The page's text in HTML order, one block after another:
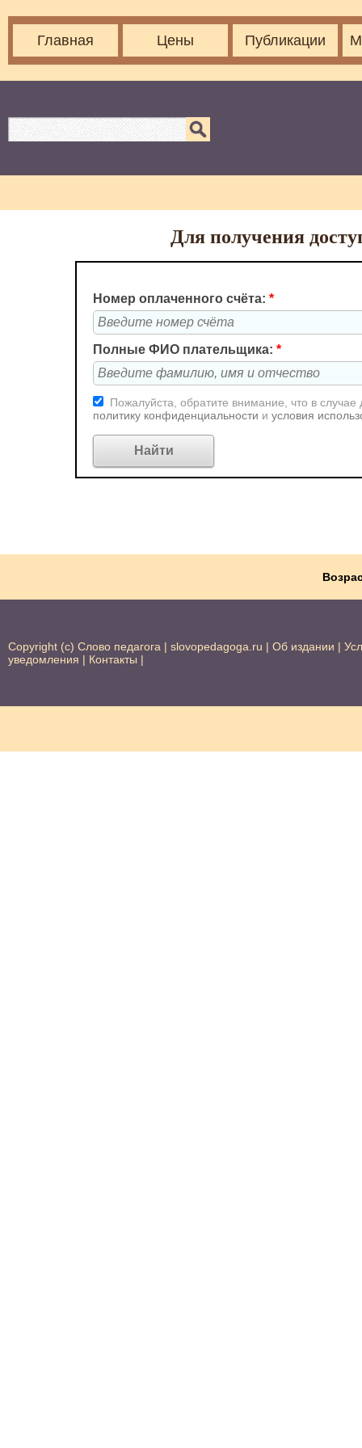
Главная Цены Публикации
Для получения
Номер оплаченного счёта: *
Полные ФИО плательщика: *
Пожалуйста, обратите внимание, что в
политику конфиденциальности и условия
Copyright (c) Слово педагога | slovopedagoga.ru | Об издании |
уведомления | Контакты |